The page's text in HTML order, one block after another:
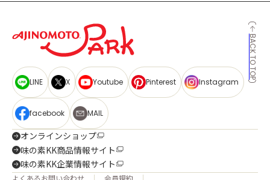
BACK TO TOP
LINE X Youtube Pinterest Instagram
facebook MAIL
オンラインショップ
味の素KK商品情報サイト
味の素KK企業情報サイト
よくあるお問い合わせ 会員規約